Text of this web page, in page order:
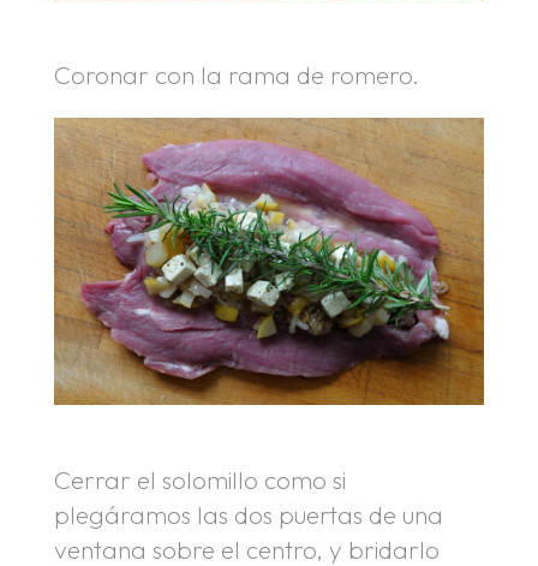
Coronar con la rama de romero.
Cerrar el solomillo como si
plegáramos las dos puertas de una
ventana sobre el centro, y bridarlo